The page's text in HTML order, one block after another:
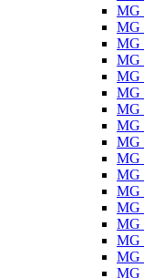
MG
MG
MG
MG
MG
MG
MG
MG
MG
MG
MG
MG
MG
MG
MG
MG
MG